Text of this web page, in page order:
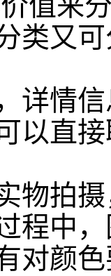
类又
详情
以直
物拍
程中
对颜